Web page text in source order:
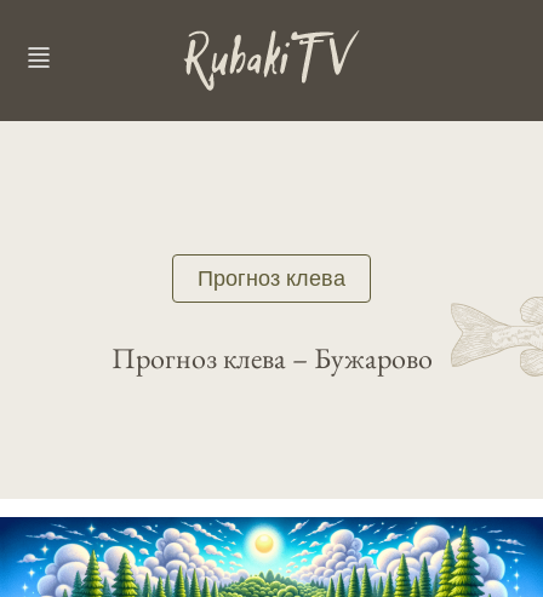
Прогноз клева
Прогноз клева – Бужарово